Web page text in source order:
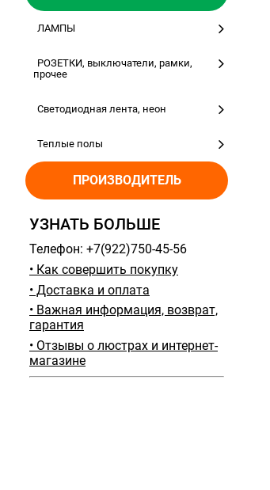
ЛАМПЫ
РОЗЕТКИ, выключатели, рамки,
прочее
Светодиодная лента, неон
Теплые полы
ПРОИЗВОДИТЕЛЬ
УЗНАТЬ БОЛЬШЕ
Телефон: +7(922)750-45-56
• Как совершить покупку
• Доставка и оплата
• Важная информация, возврат,
гарантия
• Отзывы о люстрах и интернет-
магазине